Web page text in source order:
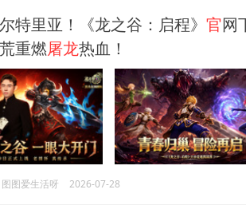
特里亚！《龙之谷：启程》 官网
重燃屠龙热血！
图图爱生活呀 2026-07-28